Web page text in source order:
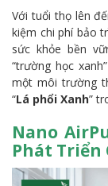
Với tuổi thọ lên
kiệm chi phí bảo
sức khỏe bền
“trường học
một môi trường
“Lá phổi Xanh”
Nano
Phát Triển